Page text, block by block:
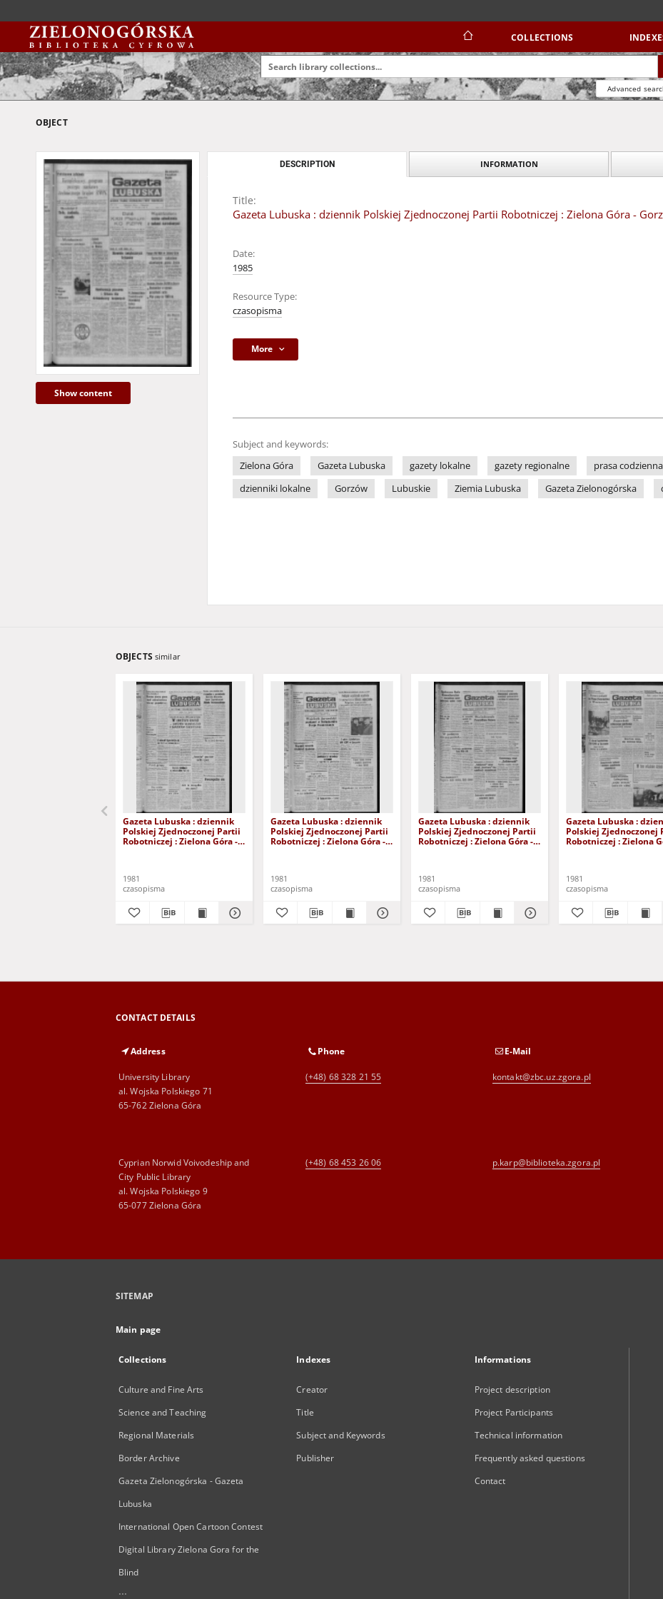
COLLECTIONS
Advanced
OBJECT
Show content
DESCRIPTION INFORMATION
Title:
Gazeta Lubuska : dziennik Polskiej Zjednoczonej Partii Robotniczej : Zielona Góra -
Date:
1985
Resource Type:
czasopisma
More
Subject and keywords:
Zielona Góra
Gazeta Lubuska gazety lokalne gazety regionalne prasa codzienna
dzienniki lokalne
Gorzów Lubuskie Ziemia Lubuska Gazeta Zielonogórska
OBJECTS similar
Gazeta Lubuska : dziennik
Polskiej Zjednoczonej Partii
Robotniczej : Zielona Góra -
1981
czasopisma
Gazeta Lubuska : dziennik
Polskiej Zjednoczonej Partii
Robotniczej : Zielona Góra -
1981
czasopisma
Gazeta Lubuska : dziennik
Polskiej Zjednoczonej Partii
Robotniczej : Zielona Góra -
1981
czasopisma
Gazeta Lubuska :
Polskiej Zjednoczonej
Robotniczej : Zielona
1981
czasopisma
CONTACT DETAILS
Address
University Library
al. Wojska Polskiego 71
65-762 Zielona Góra
Phone
(+48) 68 328 21 55
E-Mail
kontakt@zbc.uz.zgora.pl
Cyprian Norwid Voivodeship and
City Public Library
al. Wojska Polskiego 9
65-077 Zielona Góra
(+48) 68 453 26 06 p.karp@biblioteka.zgora.pl
SITEMAP
Main page
Collections
Culture and Fine Arts
Science and Teaching
Regional Materials
Border Archive
Gazeta Zielonogórska - Gazeta
Lubuska
International Open Cartoon Contest
Digital Library Zielona Gora for the
Blind
...
Indexes
Creator
Title
Subject and Keywords
Publisher
Informations
Project description
Project Participants
Technical information
Frequently asked questions
Contact